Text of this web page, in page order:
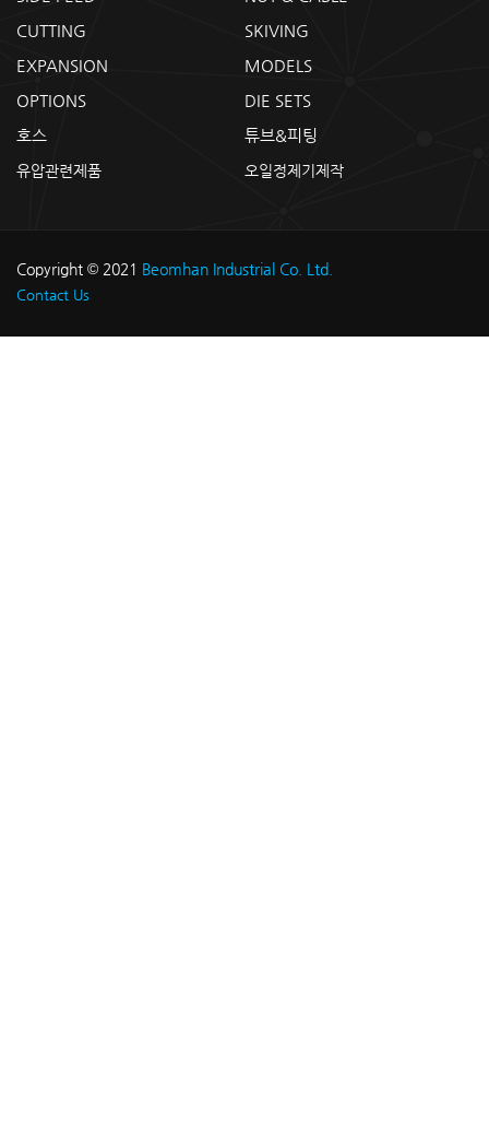
CUTTING
SKIVING
EXPANSION
MODELS
OPTIONS
DIE SETS
호스
튜브&피팅
유압관련제품 오일정제기제작
Copyright © 2021 Beomhan Industrial Co. Ltd.
Contact Us